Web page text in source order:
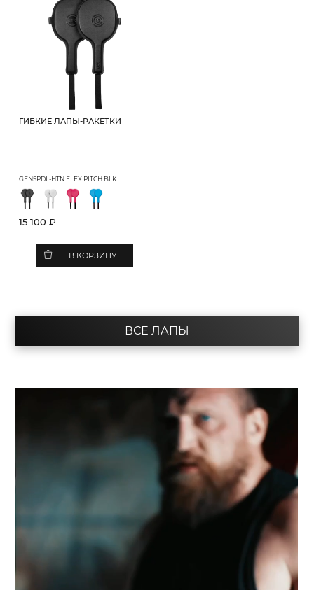
ГИБКИЕ ЛАПЫ-РАКЕТКИ
GEN5PDL-HTN FLEX PITCH BLK
15 100 ₽
В КОРЗИНУ
ВСЕ ЛАПЫ